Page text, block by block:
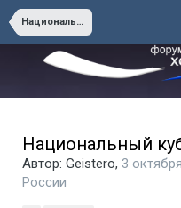
Национальный кубок России
Национальный
Автор: Geistero, 3
России